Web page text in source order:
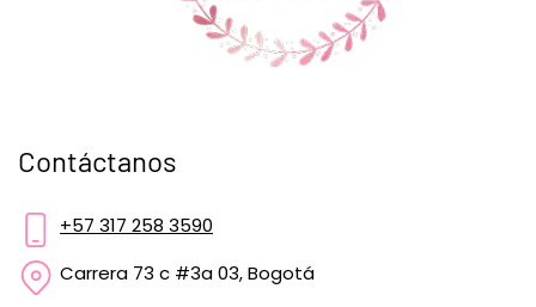
Contáctanos
+57 317 258 3590
Carrera 73 c #3a 03, Bogotá